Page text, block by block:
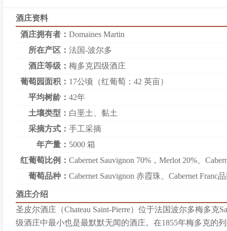
酒庄资料
酒庄拥有者： Domaines Martin
所在产区： 法国-波尔多
酒庄等级： 梅多克四级酒庄
葡萄园面积： 17公顷（红葡萄：42 英亩）
平均树龄： 42年
土壤类型： 白垩土、黏土
采摘方式： 手工采摘
年产量： 5000 箱
红葡萄比例： Cabernet Sauvignon 70%，Merlot 20%、
葡萄品种： Cabernet Sauvignon 赤霞珠 Cabernet Franc
酒庄介绍
圣皮尔酒庄（Chateau Saint-Pierre）位于法国波尔多梅多克
级酒庄中最小也是最默默无闻的酒庄。在1855年梅多克的列